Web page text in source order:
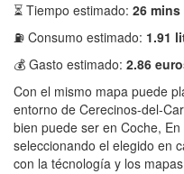
⏳ Tiempo estimado: 26 mins
⛽ Consumo estimado: 1.91
💰 Gasto estimado: 2.86
Con el mismo mapa puede
entorno de Cerecinos-del-
bien puede ser en Coche,
seleccionando el elegido en
con la técnología y los